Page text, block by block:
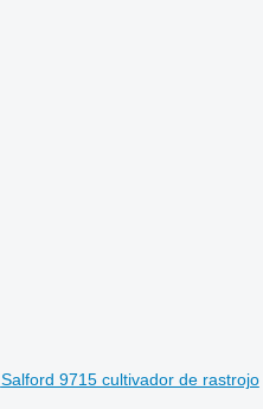
Salford 9715 cultivador de rastrojo